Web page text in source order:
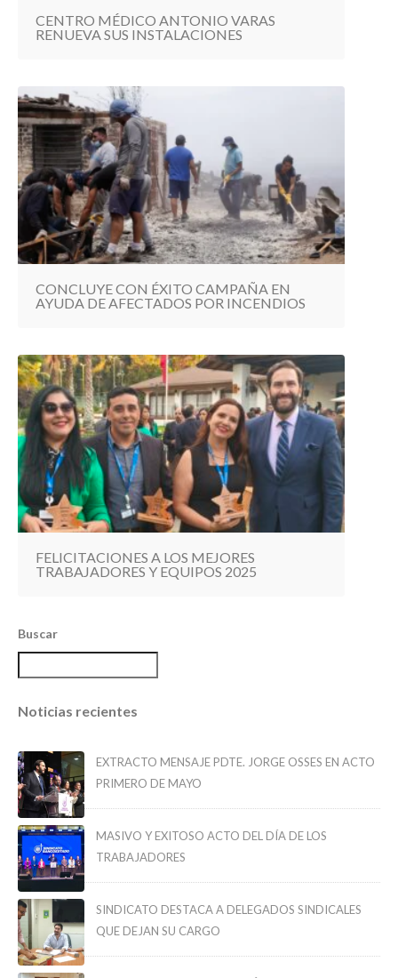
CENTRO MÉDICO ANTONIO VARAS
RENUEVA SUS INSTALACIONES
CONCLUYE CON ÉXITO CAMPAÑA EN
AYUDA DE AFECTADOS POR INCENDIOS
FELICITACIONES A LOS MEJORES
TRABAJADORES Y EQUIPOS 2025
Buscar
Noticias recientes
EXTRACTO MENSAJE PDTE. JORGE OSSES EN ACTO
PRIMERO DE MAYO
MASIVO Y EXITOSO ACTO DEL DÍA DE LOS
TRABAJADORES
SINDICATO DESTACA A DELEGADOS SINDICALES
QUE DEJAN SU CARGO